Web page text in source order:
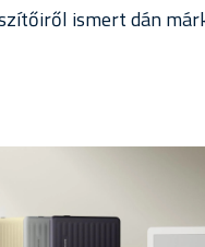
ismert dán